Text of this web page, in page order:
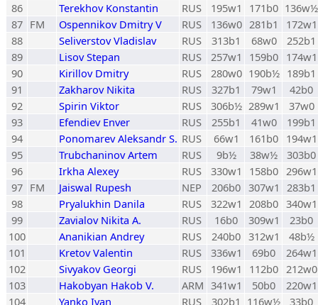
86
Terekhov Konstantin RUS 195w1 171b0 136w½
87 FM Ospennikov Dmitry V RUS 136w0 281b1
172w1
88
Seliverstov Vladislav RUS 313b1 68w0
252b1
89
Lisov Stepan RUS 257w1 159b0 174w1
90
Kirillov Dmitry RUS 280w0 190b½ 189b1
91
Zakharov Nikita RUS 327b1 79w1
42b0
92
Spirin Viktor RUS 306b½ 289w1
37w0
93
Efendiev Enver RUS 255b1 41w0
199b1
94
Ponomarev Aleksandr S. RUS 66w1 161b0 194w1
95
Trubchaninov Artem RUS 9b½ 38w½
303b0
96
Irkha Alexey RUS 330w1 158b0 296w1
97 FM Jaiswal Rupesh NEP 206b0 307w1 283b1
98
Pryalukhin Danila RUS 322w1 208b0 340w1
99
Zavialov Nikita A. RUS 16b0 309w1
23b0
100
Ananikian Andrey RUS 240b0 312w1
48b½
101
Kretov Valentin RUS 336w1 69b0
264w1
102
Sivyakov Georgi RUS 196w1 112b0 212w0
103
Hakobyan Hakob V. ARM 341w1 50b0
220w1
104
Yanko Ivan RUS 302b1 116w½ 33b0